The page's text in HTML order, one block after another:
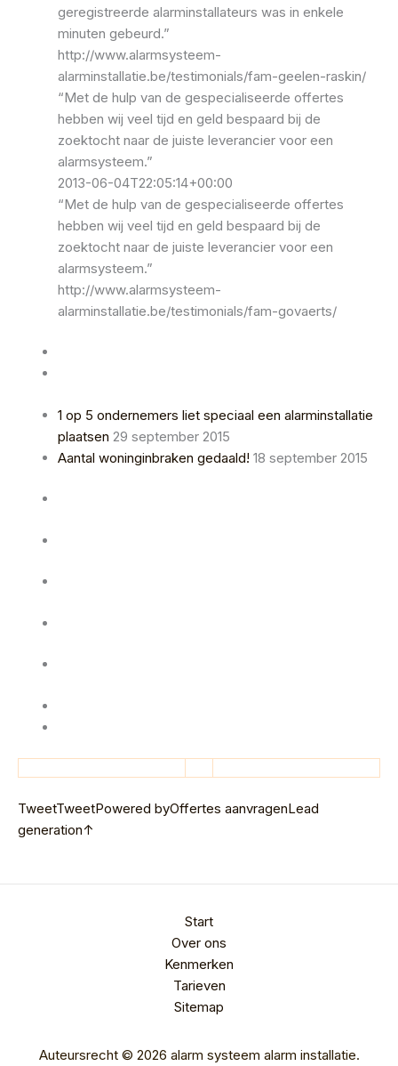
geregistreerde alarminstallateurs was in enkele
minuten gebeurd.”
http://www.alarmsysteem-
alarminstallatie.be/testimonials/fam-geelen-raskin/
“Met de hulp van de gespecialiseerde offertes
hebben wij veel tijd en geld bespaard bij de
zoektocht naar de juiste leverancier voor een
alarmsysteem.”
2013-06-04T22:05:14+00:00
“Met de hulp van de gespecialiseerde offertes
hebben wij veel tijd en geld bespaard bij de
zoektocht naar de juiste leverancier voor een
alarmsysteem.”
http://www.alarmsysteem-
alarminstallatie.be/testimonials/fam-govaerts/
1 op 5 ondernemers liet speciaal een alarminstallatie
plaatsen 29 september 2015
Aantal woninginbraken gedaald! 18 september 2015
TweetTweetPowered byOffertes aanvragenLead
generation↑
Start
Over ons
Kenmerken
Tarieven
Sitemap
Auteursrecht © 2026 alarm systeem alarm installatie.